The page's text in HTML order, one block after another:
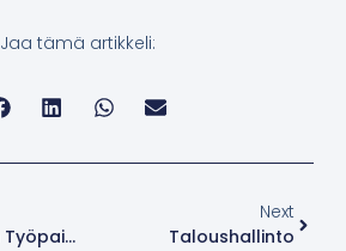
Jaa tämä artikkeli:
Taloushallinnon Työpaikat
Next
Taloushallinto